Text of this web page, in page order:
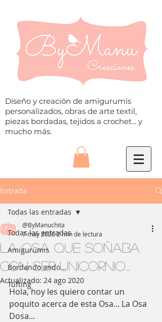
Diseño y creación de amigurumis
personalizados, obras de arte textil,
piezas bordadas, tejidos a crochet... y
mucho más.
Entrada
Todas las entradas
Amigurumis
Bordando ando...
Tufting
Todas las entradas
La Osa que soñaba
con ser Unicornio...
@ByManuchita
7 may 20202 min de lectura
Actualizado: 24 ago 2020
Hola, hoy les quiero contar un
poquito acerca de esta Osa... La Osa
Dosa...